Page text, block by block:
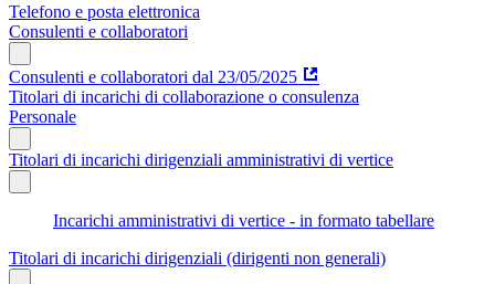
Telefono e posta elettronica
Consulenti e collaboratori
Consulenti e collaboratori dal 23/05/2025
Titolari di incarichi di collaborazione o consulenza
Personale
Titolari di incarichi dirigenziali amministrativi di vertice
Incarichi amministrativi di vertice - in formato tabellare
Titolari di incarichi dirigenziali (dirigenti non generali)